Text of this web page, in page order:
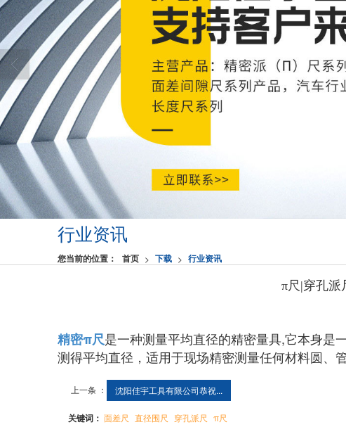
行业资讯
您当前的位置： 首页 > 下载 > 行业资讯
π尺|穿孔派
精密π尺是一种测量平均直径的精密量具,它本身是
测得平均直径，适用于现场精密测量任何材料圆、
上一条 ： 沈阳佳宇工具有限公司恭祝...
关键词： 面差尺 直径围尺 穿孔派尺 π尺